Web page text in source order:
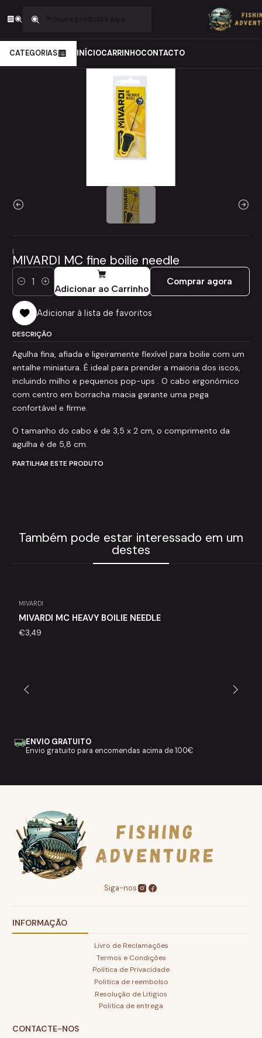
CATEGORIAS INÍCIOCARRINHOCONTACTO
MIVARDI MC fine boilie needle
|
MIVARDI MC fine boilie needle
Quantidade Adicionar ao Carrinho
Comprar agora
Adicionar à lista de favoritos
DESCRIÇÃO
Agulha fina, afiada e ligeiramente flexível para boilie com um
entalhe miniatura. É ideal para prender a maioria dos iscos,
incluindo milho e pequenos pop-ups . O cabo ergonómico
com centro em borracha macia garante uma pega
confortável e firme.
O tamanho do cabo é de 3,5 x 2 cm, o comprimento da
agulha é de 5,8 cm.
PARTILHAR ESTE PRODUTO
Também pode estar interessado em um
destes
MIVARDI
MIVARDI MC HEAVY BOILIE NEEDLE
€3,49
ENVIO GRATUITO
Envio gratuito para encomendas acima de 100€
Siga-nos
INFORMAÇÃO
Livro de Reclamações
Termos e Condições
Política de Privacidade
Politica de reembolso
Resolução de Litigios
Politica de entrega
CONTACTE-NOS